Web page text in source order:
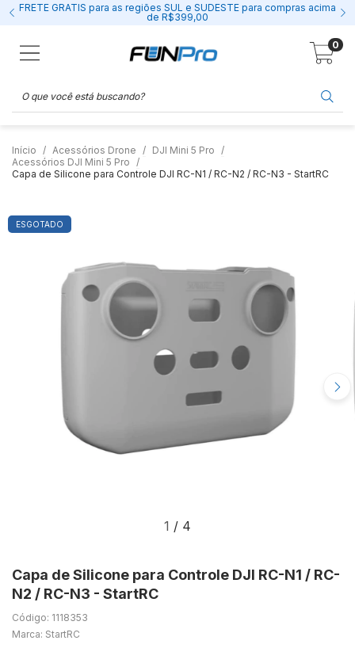
FRETE GRÁTIS para as regiões SUL e SUDESTE para compras acima
de R$399,00
0
Início Acessórios Drone
DJI Mini 5 Pro
Acessórios DJI Mini 5 Pro
Capa de Silicone para Controle DJI RC-N1 / RC-N2 / RC-N3 - StartRC
ESGOTADO
1 / 4
Capa de Silicone para Controle DJI RC-N1 / RC-
N2 / RC-N3 - StartRC
Código: 1118353
Marca: StartRC